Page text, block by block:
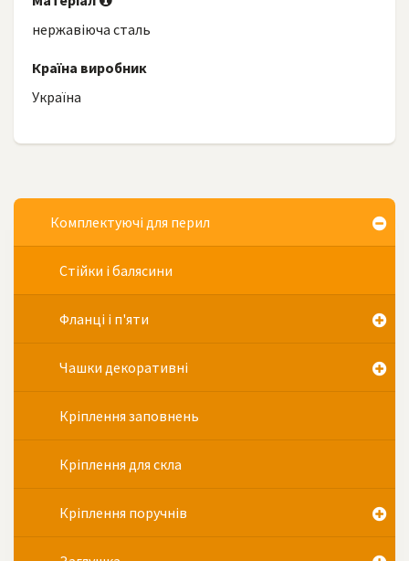
нержавіюча сталь
Країна виробник
Україна
Комплектуючі для перил
Стійки і балясини
Фланці і п'яти
Чашки декоративні
Кріплення заповнень
Кріплення для скла
Кріплення поручнів